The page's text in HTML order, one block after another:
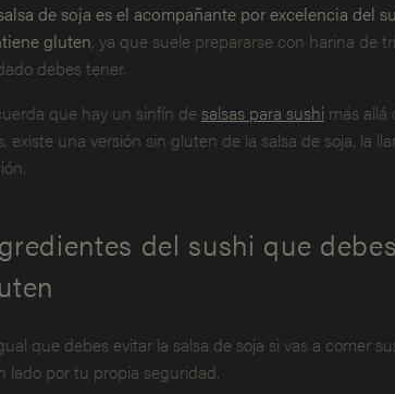
de soja es el acompañante por excelencia del
gluten, ya que suele prepararse con harina de
debes tener.
que hay un sinfín de salsas para sushi más allá
existe una versión sin gluten de la salsa de soja, la
del sushi que
que debes evitar la salsa de soja si vas a comer
lado por tu propia seguridad.